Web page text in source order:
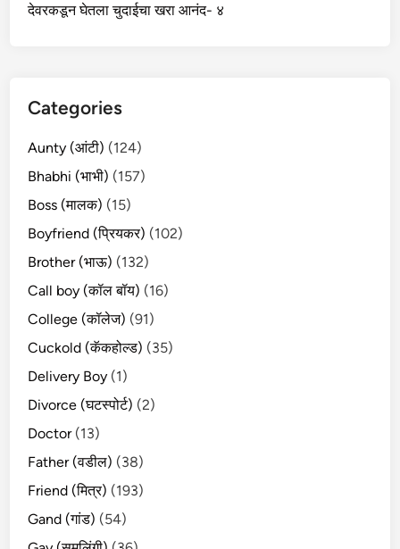
देवरकडून घेतला चुदाईचा खरा आनंद- ४
Categories
Aunty (आंटी) (124)
Bhabhi (भाभी) (157)
Boss (मालक) (15)
Boyfriend (प्रियकर) (102)
Brother (भाऊ) (132)
Call boy (कॉल बॉय) (16)
College (कॉलेज) (91)
Cuckold (कॅकहोल्ड) (35)
Delivery Boy (1)
Divorce (घटस्पोर्ट) (2)
Doctor(13)
Father (वडील) (38)
Friend (मित्र) (193)
Gand (गांड) (54)